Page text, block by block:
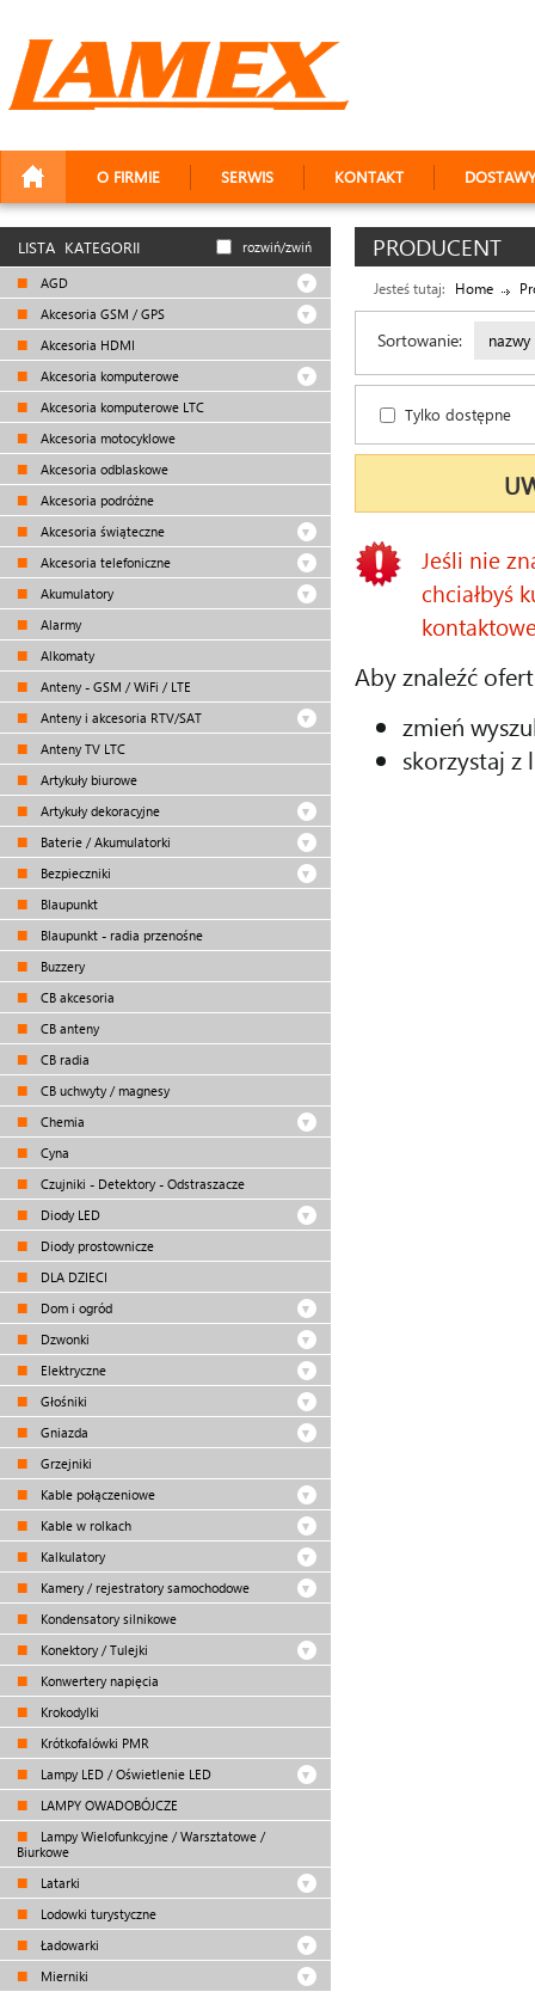
O FIRMIE SERWIS KONTAKT DOSTAWY
LISTA KATEGORII rozwiń/zwiń
AGD
Akcesoria GSM / GPS
Akcesoria HDMI
Akcesoria komputerowe
Akcesoria komputerowe LTC
Akcesoria motocyklowe
Akcesoria odblaskowe
Akcesoria podróżne
Akcesoria świąteczne
Akcesoria telefoniczne
Akumulatory
Alarmy
Alkomaty
Anteny - GSM / WiFi / LTE
Anteny i akcesoria RTV/SAT
Anteny TV LTC
Artykuły biurowe
Artykuły dekoracyjne
Baterie / Akumulatorki
Bezpieczniki
Blaupunkt
Blaupunkt - radia przenośne
Buzzery
CB akcesoria
CB anteny
CB radia
CB uchwyty / magnesy
Chemia
Cyna
Czujniki - Detektory - Odstraszacze
Diody LED
Diody prostownicze
DLA DZIECI
Dom i ogród
Dzwonki
Elektryczne
Głośniki
Gniazda
Grzejniki
Kable połączeniowe
Kable w rolkach
Kalkulatory
Kamery / rejestratory samochodowe
Kondensatory silnikowe
Konektory / Tulejki
Konwertery napięcia
Krokodylki
Krótkofalówki PMR
Lampy LED / Oświetlenie LED
LAMPY OWADOBÓJCZE
Lampy Wielofunkcyjne / Warsztatowe /
Biurkowe
Latarki
Lodowki turystyczne
Ładowarki
Mierniki
PRODUCENT
Jesteś tutaj: Home
Sortowanie: nazwy
Tylko dostępne
Jeśli nie
chciałbyś
Aby znaleźć
zmień
skorzystaj